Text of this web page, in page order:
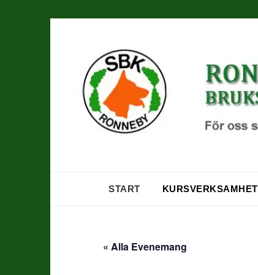
START KURSVERKSAMHET
« Alla Evenemang